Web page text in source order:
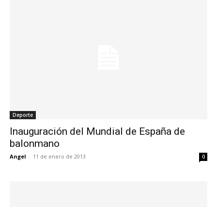
Deporte
Inauguración del Mundial de España de
balonmano
Angel - 11 de enero de 2013 0